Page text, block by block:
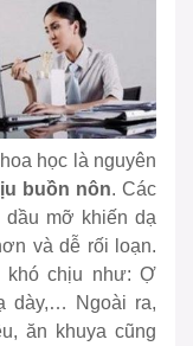
học là nguyên
buồn nôn. Các
mỡ khiến dạ
và dễ rối loạn.
khó chịu như: Ợ
dày,… Ngoài ra,
ăn khuya cũng